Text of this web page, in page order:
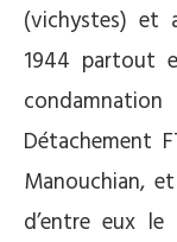
(vichystes) et
1944 partout
Détachement
Manouchian,
d’entre eux